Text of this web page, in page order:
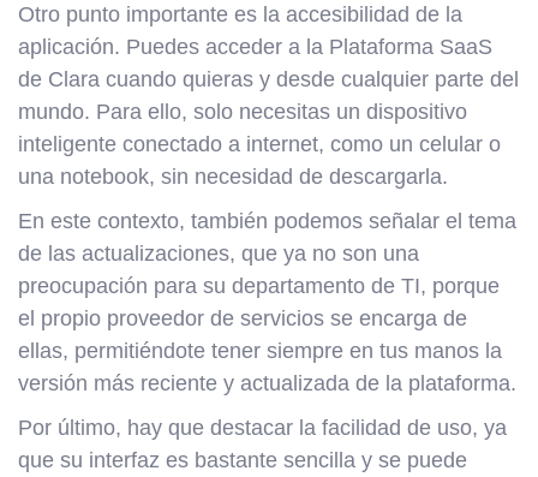
Otro punto importante es la accesibilidad de la
aplicación. Puedes acceder a la Plataforma SaaS
de Clara cuando quieras y desde cualquier parte del
mundo. Para ello, solo necesitas un dispositivo
inteligente conectado a internet, como un celular o
una notebook, sin necesidad de descargarla.
En este contexto, también podemos señalar el tema
de las actualizaciones, que ya no son una
preocupación para su departamento de TI, porque
el propio proveedor de servicios se encarga de
ellas, permitiéndote tener siempre en tus manos la
versión más reciente y actualizada de la plataforma.
Por último, hay que destacar la facilidad de uso, ya
que su interfaz es bastante sencilla y se puede